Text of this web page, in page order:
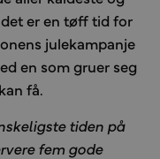
er en tøff tid for
julekampanje
en som gruer seg
få.
tiden på
fem gode